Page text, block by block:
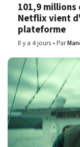
101,9 millions
Netflix vient
plateforme
Il y a 4 jours Par